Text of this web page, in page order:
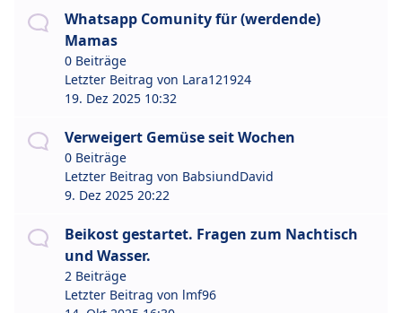
Whatsapp Comunity für (werdende)
Mamas
0 Beiträge
Letzter Beitrag von Lara121924
19. Dez 2025 10:32
Verweigert Gemüse seit Wochen
0 Beiträge
Letzter Beitrag von BabsiundDavid
9. Dez 2025 20:22
Beikost gestartet. Fragen zum Nachtisch
und Wasser.
2 Beiträge
Letzter Beitrag von lmf96